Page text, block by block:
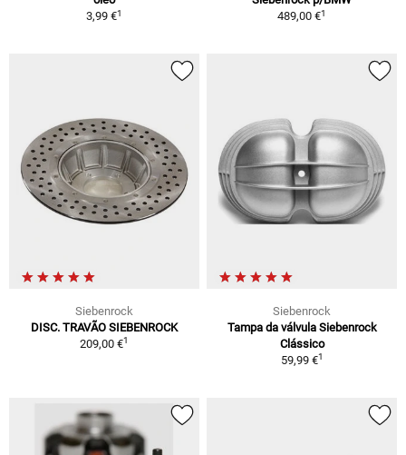
3,99 €1
489,00 €1
Siebenrock
DISC. TRAVÃO SIEBENROCK
209,00 €1
Siebenrock
Tampa da válvula Siebenrock
Clássico
59,99 €1